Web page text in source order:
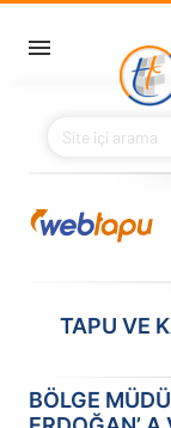
Main
BAKANIMIZ
KURUMSAL
İLETIŞIM
TAPU VE
BÖLGE